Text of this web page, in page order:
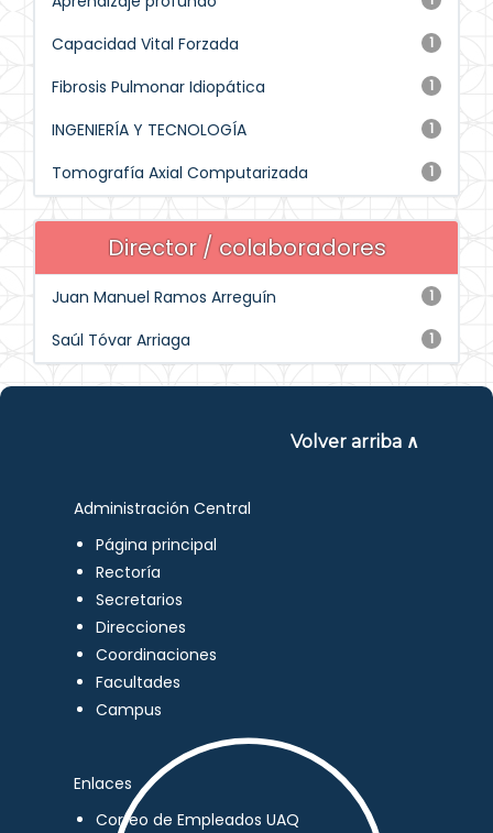
1
Capacidad Vital Forzada
1
Fibrosis Pulmonar Idiopática
1
INGENIERÍA Y TECNOLOGÍA
1
Tomografía Axial Computarizada
Director / colaboradores
1
Juan Manuel Ramos Arreguín
1
Saúl Tóvar Arriaga
Volver arriba ∧
Administración Central
Página principal
Rectoría
Secretarios
Direcciones
Coordinaciones
Facultades
Campus
Enlaces
Correo de Empleados UAQ